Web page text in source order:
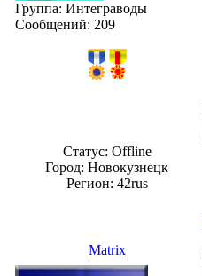
Группа: Интеграводы
Сообщений: 209
Статус: Offline
Город: Новокузнецк
Регион: 42rus
Matrix